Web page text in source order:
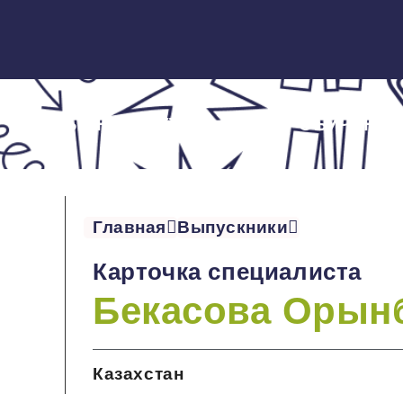
ОБ ИНСТИТУТЕ ОБУЧЕНИЕ
Главная Выпускники
Карточка специалиста
Бекасова
Казахстан